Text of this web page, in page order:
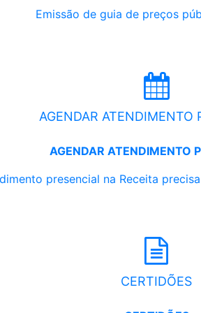
Emissão de guia de preços
AGENDAR ATENDIMENTO
AGENDAR ATENDIMENTO
presencial na Receita
CERTIDÕES